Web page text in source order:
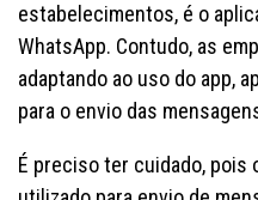
estabelecimentos, é o
WhatsApp. Contudo, as
adaptando ao uso do app,
para o envio das
É preciso ter cuidado, pois